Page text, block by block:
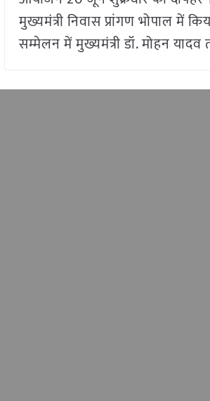
मुख्यमंत्री निवास प्रांगण भोपाल में
सम्मेलन में मुख्यमंत्री डॉ. मोहन